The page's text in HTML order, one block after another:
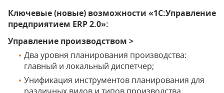
Ключевые (новые) возможности «1С:Управление
предприятием ERP 2.0»:
Управление производством >
Два уровня планирования производства:
главный и локальный диспетчер;
Унификация инструментов планирования для